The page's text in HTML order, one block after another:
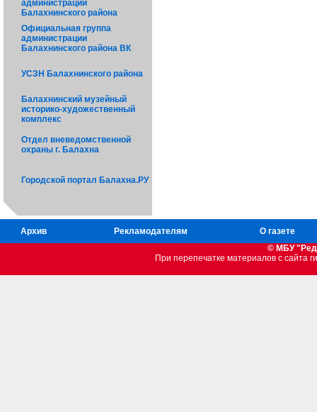
администрации
Балахнинского района
Официальная группа
администрации
Балахнинского района ВК
УСЗН Балахнинского района
Балахнинский музейный
историко-художественный
комплекс
Отдел вневедомственной
охраны г. Балахна
Городской портал Балахна.РУ
Архив Рекламодателям
О газете
© МБУ
При перепечатке материалов c сайта